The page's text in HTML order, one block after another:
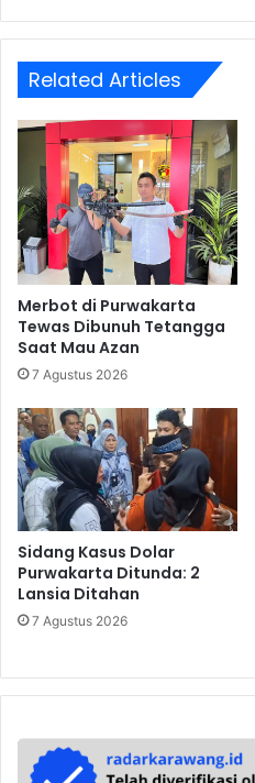
Related Articles
Merbot di Purwakarta
Tewas Dibunuh Tetangga
Saat Mau Azan
7 Agustus 2026
Sidang Kasus Dolar
Purwakarta Ditunda: 2
Lansia Ditahan
7 Agustus 2026